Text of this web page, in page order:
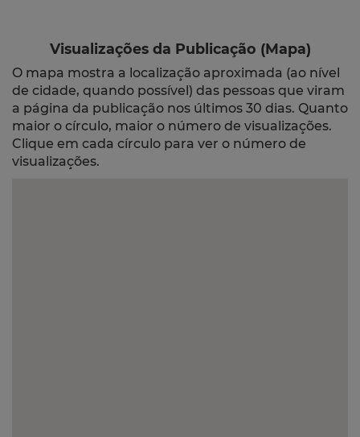
Visualizações da Publicação (Mapa)
O mapa mostra a localização aproximada (ao nível
de cidade, quando possível) das pessoas que viram
a página da publicação nos últimos 30 dias. Quanto
maior o círculo, maior o número de visualizações.
Clique em cada círculo para ver o número de
visualizações.